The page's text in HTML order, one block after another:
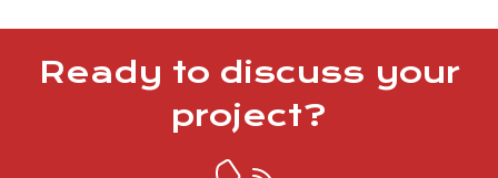
Ready to discuss your
project?